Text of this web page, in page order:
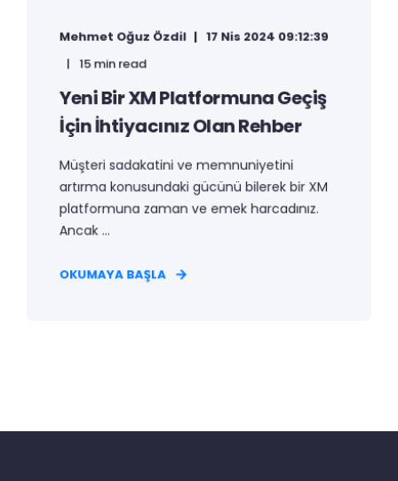
Mehmet Oğuz Özdil 17 Nis 2024 09:12:39
15 min read
Yeni Bir XM Platformuna Geçiş
İçin İhtiyacınız Olan Rehber
Müşteri sadakatini ve memnuniyetini
artırma konusundaki gücünü bilerek bir XM
platformuna zaman ve emek harcadınız.
Ancak ...
OKUMAYA BAŞLA